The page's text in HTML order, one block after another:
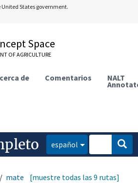
States government.
Space
OF AGRICULTURE
de Comentarios NALT
español
matemáticas y estadística
[muestre todas las 9 rutas]